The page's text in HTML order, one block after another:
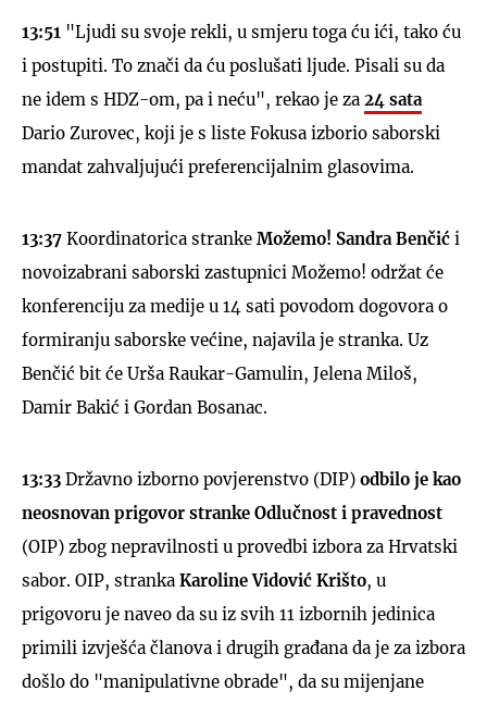
13:51 "Ljudi su svoje rekli, u smjeru toga ću ići, tako ću
i postupiti. To znači da ću poslušati ljude. Pisali su da
ne idem s HDZ-om, pa i neću", rekao je za 24 sata
Dario Zurovec, koji je s liste Fokusa izborio saborski
mandat zahvaljujući preferencijalnim glasovima.
13:37 Koordinatorica stranke Možemo! Sandra Benčić i
novoizabrani saborski zastupnici Možemo! održat će
konferenciju za medije u 14 sati povodom dogovora o
formiranju saborske većine, najavila je stranka. Uz
Benčić bit će Urša Raukar-Gamulin, Jelena Miloš,
Damir Bakić i Gordan Bosanac.
13:33 Državno izborno povjerenstvo (DIP) odbilo je kao
neosnovan prigovor stranke Odlučnost i pravednost
(OIP) zbog nepravilnosti u provedbi izbora za Hrvatski
sabor. OIP, stranka Karoline Vidović Krišto, u
prigovoru je naveo da su iz svih 11 izbornih jedinica
primili izvješća članova i drugih građana da je za izbora
došlo do "manipulativne obrade", da su mijenjane